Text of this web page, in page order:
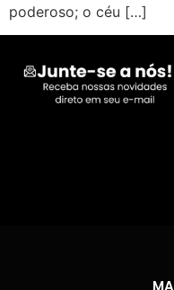
poderoso; o céu […]